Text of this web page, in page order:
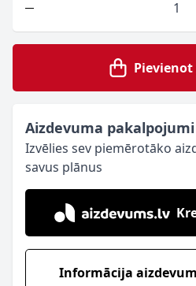
Aizdevuma pakalpojumi
Izvēlies sev piemērotāko
savus plānus
Informācija